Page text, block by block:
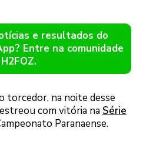
e resultados do
Entre na comunidade
torcedor, na noite desse
com vitória na Série
Paranaense.